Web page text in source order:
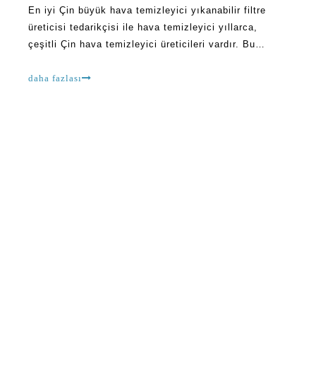
En iyi Çin büyük hava temizleyici yıkanabilir filtre
üreticisi tedarikçisi ile hava temizleyici yıllarca,
çeşitli Çin hava temizleyici üreticileri vardır. Bu
ürettiğini iddia ediyor. Yapmaya çalışıyorlar
daha fazlası